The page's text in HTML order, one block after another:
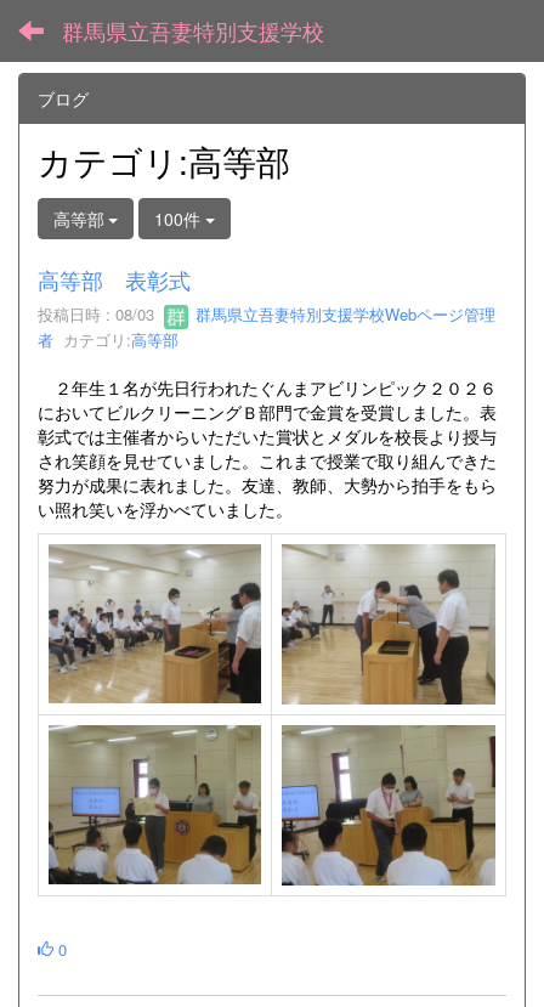
群馬県立吾妻特別支援学校
ブログ
カテゴリ:高等部
高等部 100件
高等部 表彰式
投稿日時 : 08/03
群馬県立吾妻特別支援学校Webページ管理
者 カテゴリ:高等部
２年生１名が先日行われたぐんまアビリンピック２０２６
においてビルクリーニングＢ部門で金賞を受賞しました。表
彰式では主催者からいただいた賞状とメダルを校長より授与
され笑顔を見せていました。これまで授業で取り組んできた
努力が成果に表れました。友達、教師、大勢から拍手をもら
い照れ笑いを浮かべていました。
0